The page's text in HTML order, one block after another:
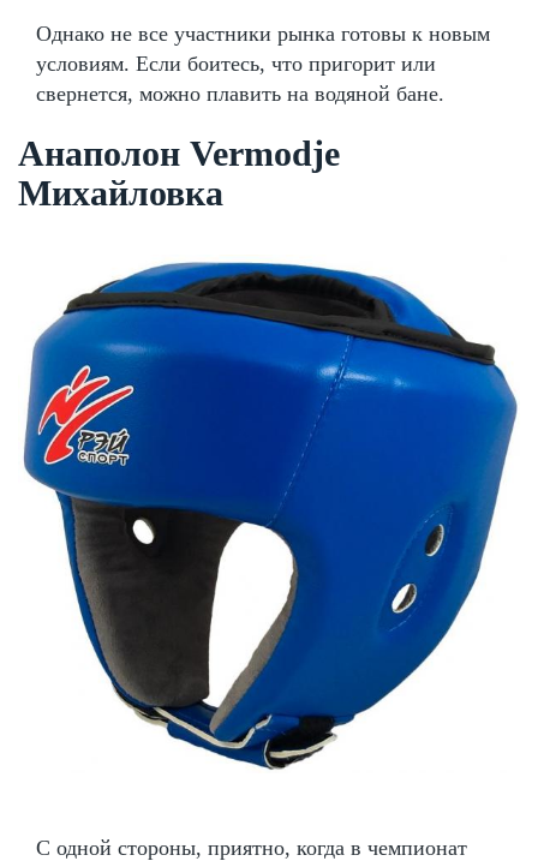
Однако не все участники рынка готовы к новым
условиям. Если боитесь, что пригорит или
свернется, можно плавить на водяной бане.
Анаполон Vermodje
Михайловка
С одной стороны, приятно, когда в чемпионат